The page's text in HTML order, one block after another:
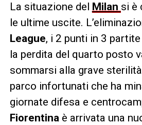
La situazione del Milan si è
le ultime uscite.
League, i 2 punti in 3
la perdita del quarto posto
sommarsi alla grave
parco infortunati che ha
giornate difesa e
Fiorentinaè arrivata una